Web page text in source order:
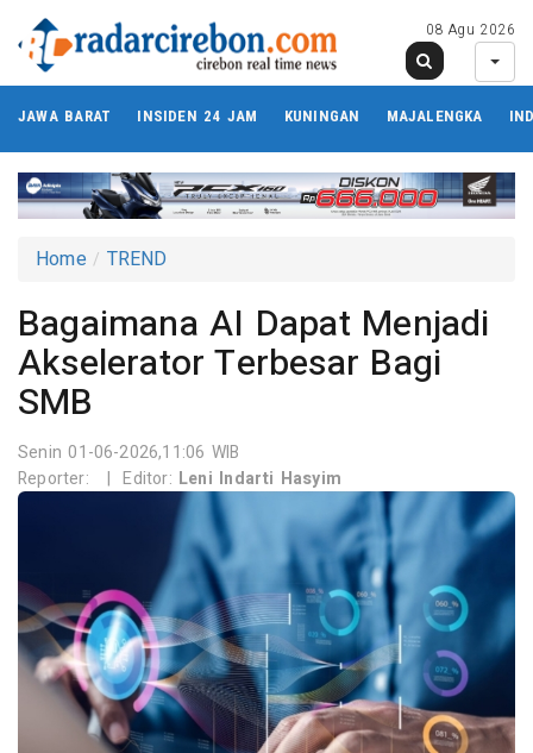
08 Agu 2026
JAWA BARAT INSIDEN 24 JAM KUNINGAN MAJALENGKA
Home TREND
Bagaimana AI Dapat Menjadi
Akselerator Terbesar Bagi
SMB
Senin 01-06-2026,11:06 WIB
Reporter:
| Editor: Leni Indarti Hasyim